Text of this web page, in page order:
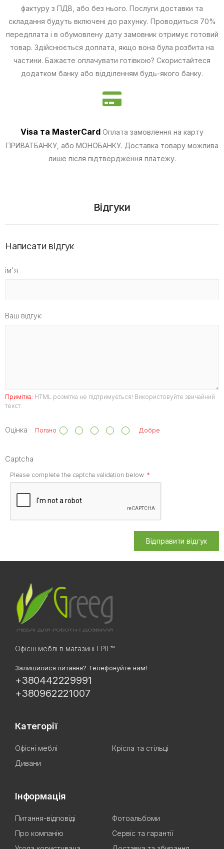
фактуру з ПДВ, або без нього. Послуги доставки та
складання будуть включені до рахунку. Проводиться 70%
передплата і в обумовлену дату замовник отримує готовий
товар. Здійснюється доплата, якщо вона була розбита на
частини. Бажаєте оплачувати готівкою? Скористайтеся
додатком банку або відділенням будь-якого банку.
Visa та MasterCard Оплата замовлення на карту
ПРИВАТБАНКУ, або МОНОБАНКУ. Доставка товару можлива
лише після підтвердження платежу.
Відгуки
Написати відгук
ім'я
Ваш відгук:
Примітка: HTML розмітка не підтримується! Використовуйте звичайний
текст.
Оцінка Погано Добре
Captcha
Please complete the captcha validation below
Відправити відгук
Офісні меблі в магазині ГРІГ™
Залишилися питання? Телефонуйте нам!
+380442229991
+380962221007
Категорії
Офісні меблі
Крісла та стільці
Дивани
Інформація
Питання-відповіді
Фотоальбоми
Про компанію
Сервіс та гарантії